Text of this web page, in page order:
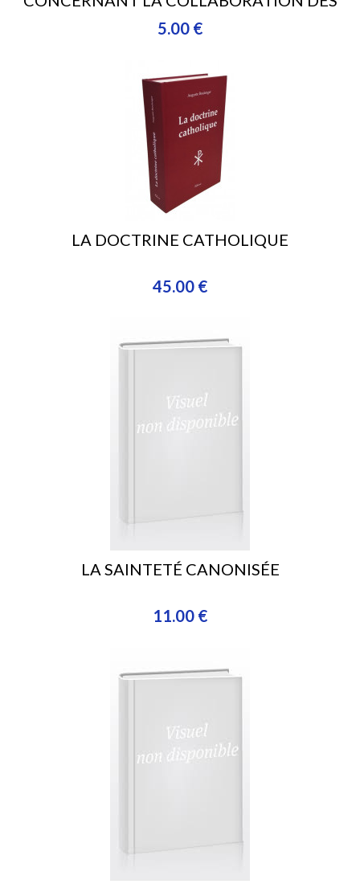
FIDÈLES LAÏCS AU MINISTÈRE DES PRËTRES
5.00 €
LA DOCTRINE CATHOLIQUE
45.00 €
LA SAINTETÉ CANONISÉE
11.00 €